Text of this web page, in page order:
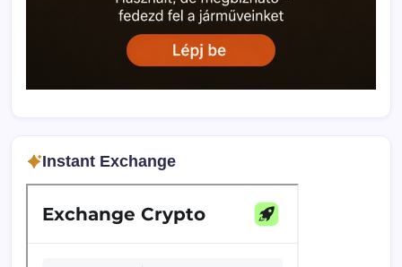
Instant Exchange